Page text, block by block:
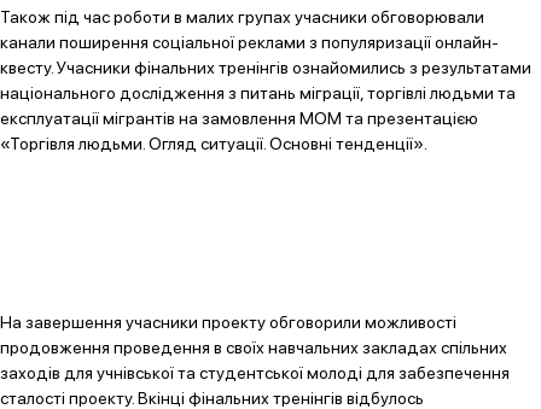
Також під час роботи в малих групах учасники обговорювали
канали поширення соціальної реклами з популяризації онлайн-
квесту. Учасники фінальних тренінгів ознайомились з результатами
національного дослідження з питань міграції, торгівлі людьми та
експлуатації мігрантів на замовлення МОМ та презентацією
«Торгівля людьми. Огляд ситуації. Основні тенденції».
На завершення учасники проекту обговорили можливості
продовження проведення в своїх навчальних закладах спільних
заходів для учнівської та студентської молоді для забезпечення
сталості проекту. Вкінці фінальних тренінгів відбулось